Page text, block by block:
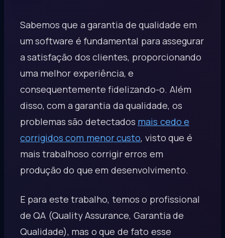
Sabemos que a garantia de qualidade em
um software é fundamental para assegurar
a satisfação dos clientes, proporcionando
uma melhor experiência, e
consequentemente fidelizando-o. Além
disso, com a garantia da qualidade, os
problemas são detectados mais cedo e
corrigidos com menor custo, visto que é
mais trabalhoso corrigir erros em
produção do que em desenvolvimento.
E para este trabalho, temos o profissional
de QA (Quality Assurance, Garantia de
Qualidade), mas o que de fato esse